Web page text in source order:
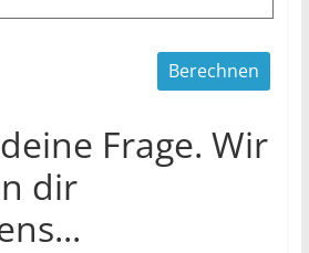
Frage. Wir
dir